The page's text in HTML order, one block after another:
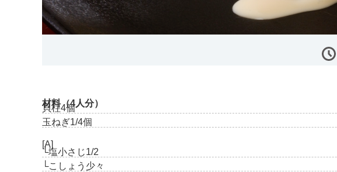
材料（4人分）
貝柱4個
玉ねぎ1/4個
[A]
└塩小さじ1/2
└こしょう 少々